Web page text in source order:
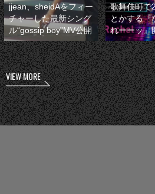
jjean、sheidAをフィー
チャーした最新シング
ル“gossip boy”MV公開
歌舞伎町で
とかする『
れーーッ』
VIEW MORE